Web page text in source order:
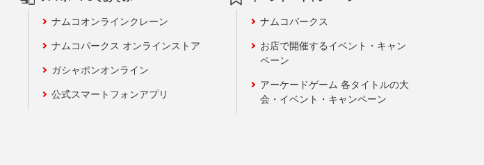
ナムコオンラインクレーン
ナムコパークス オンラインストア
ガシャポンオンライン
公式スマートフォンアプリ
ナムコパークス
お店で開催するイベント・キャン
ペーン
アーケードゲーム 各タイトルの大
会・イベント・キャンペーン